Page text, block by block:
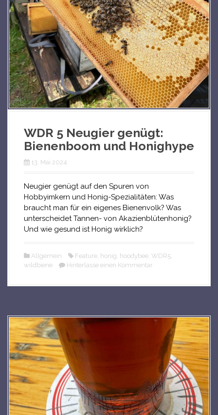
WDR 5 Neugier genügt:
Bienenboom und Honighype
13. Mai 2024
Neugier genügt auf den Spuren von
Hobbyimkern und Honig-Spezialitäten: Was
braucht man für ein eigenes Bienenvolk? Was
unterscheidet Tannen- von Akazienblütenhonig?
Und wie gesund ist Honig wirklich?
Allgemein Feature honig hoodybee WDR5
wildbiene
Hinterlasse einen Kommentar